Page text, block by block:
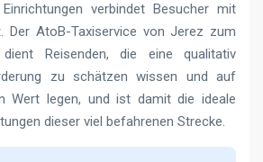
verbindet Besucher mit
Der AtoB-Taxiservice von Jerez zum
Reisenden, die eine qualitativ
zu schätzen wissen und auf
Wert legen, und ist damit die ideale
dieser viel befahrenen Strecke.